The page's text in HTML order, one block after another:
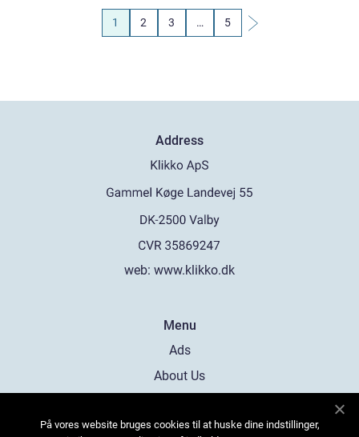
1 2 3 … 5
Address
web: www.klikko.dk
Menu
Ads
About Us
Contact
På vores website bruges cookies til at huske dine indstillinger,